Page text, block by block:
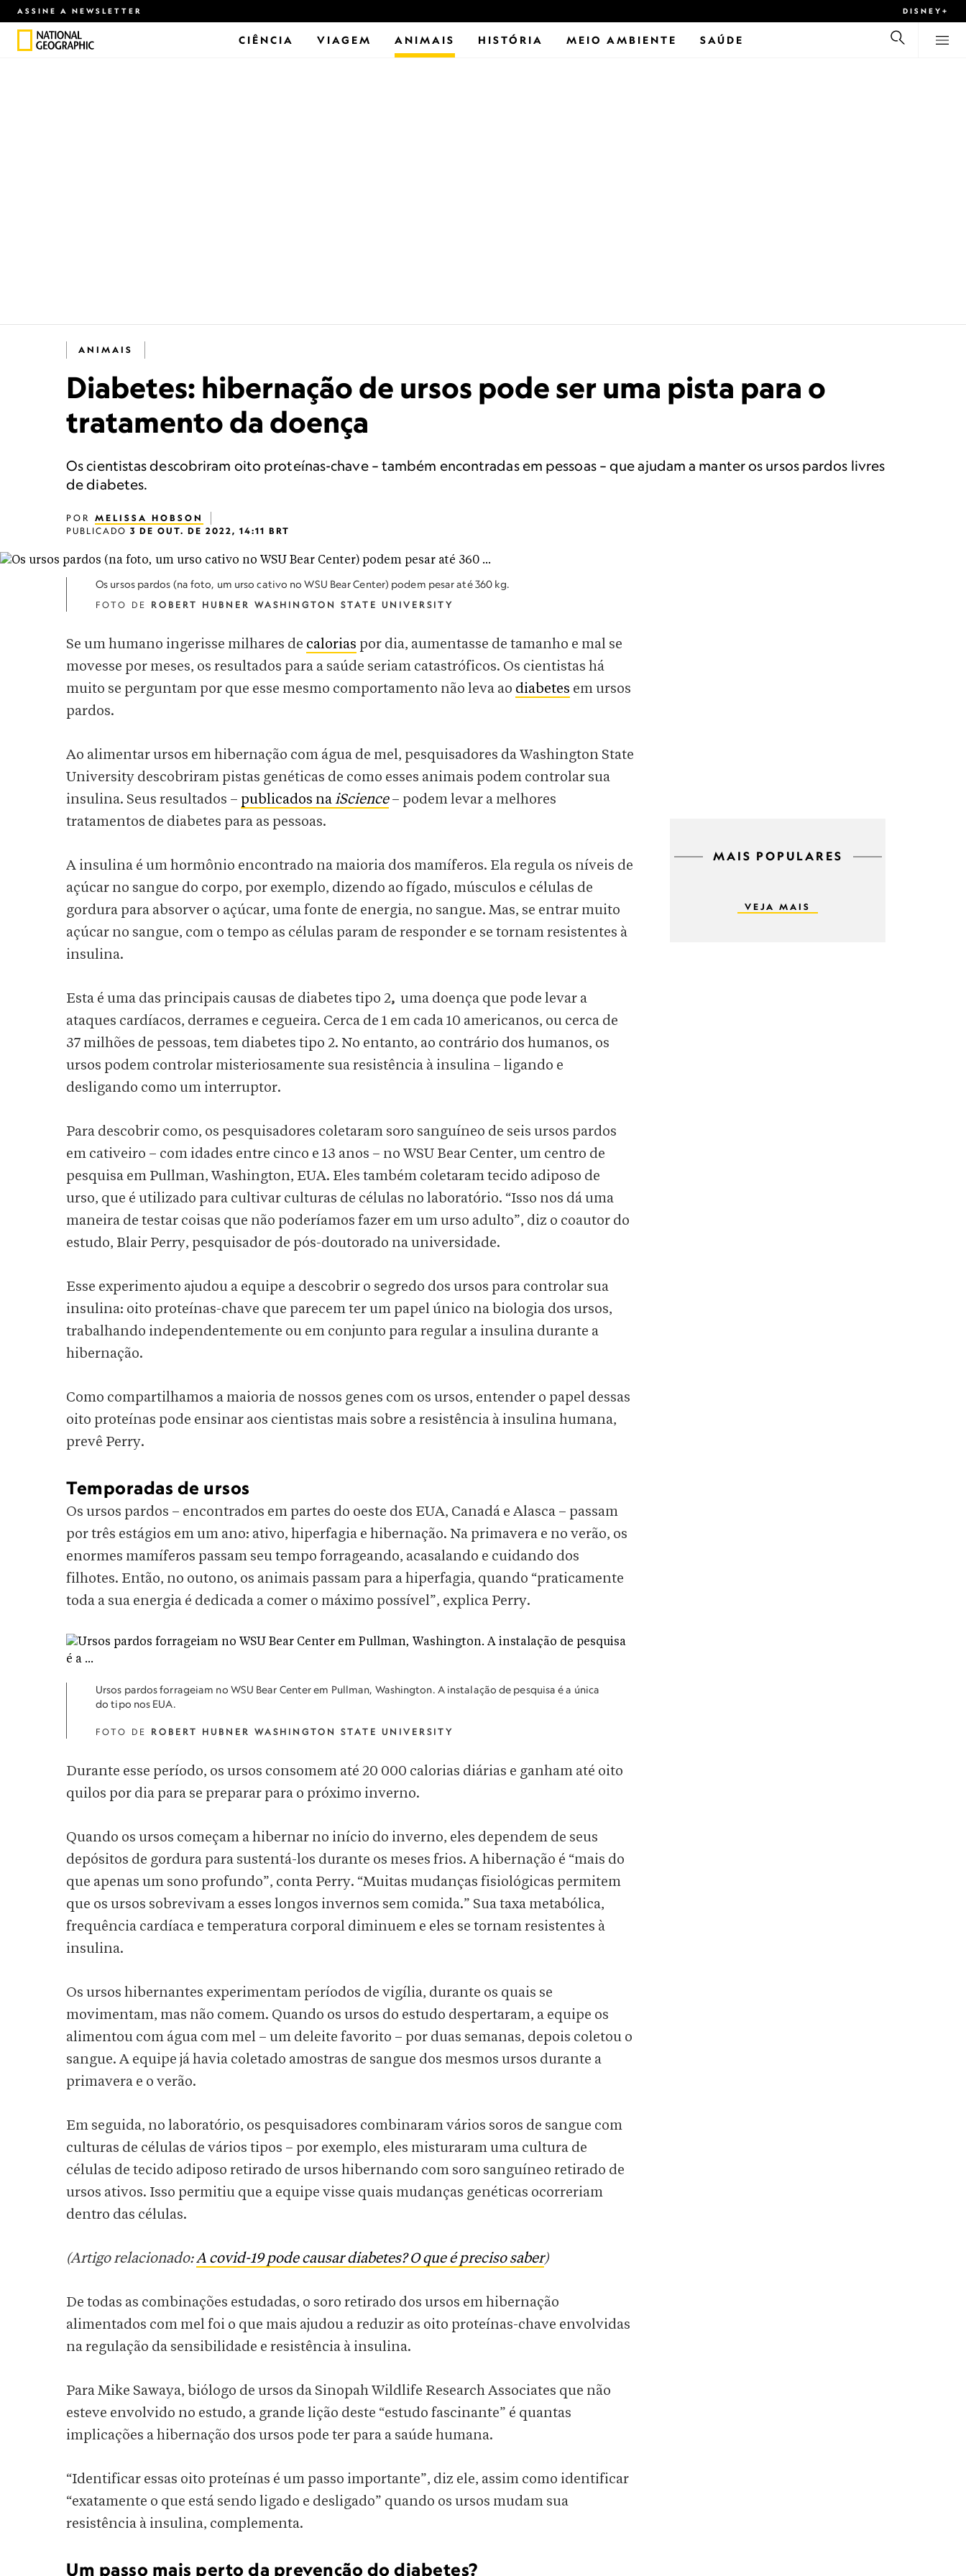
ASSINE A NEWSLETTER DISNEY+
CIÊNCIA VIAGEM ANIMAIS HISTÓRIA MEIO AMBIENTE SAÚDE
ANIMAIS
Diabetes: hibernação de ursos pode ser uma pista para o
tratamento da doença
Os cientistas descobriram oito proteínas-chave – também encontradas em pessoas – que ajudam a manter os ursos pardos livres
de diabetes.
POR MELISSA HOBSON
PUBLICADO 3 DE OUT. DE 2022, 14:11 BRT
Os ursos pardos (na foto, um urso cativo no WSU Bear Center) podem pesar até 360 kg.
FOTO DE ROBERT HUBNER WASHINGTON STATE UNIVERSITY
Se um humano ingerisse milhares de calorias por dia, aumentasse de tamanho e mal se
movesse por meses, os resultados para a saúde seriam catastróficos. Os cientistas há
muito se perguntam por que esse mesmo comportamento não leva ao diabetes em ursos
pardos.
Ao alimentar ursos em hibernação com água de mel, pesquisadores da Washington State
University descobriram pistas genéticas de como esses animais podem controlar sua
insulina. Seus resultados – publicados naiScience– podem levar a melhores
tratamentos de diabetes para as pessoas.
A insulina é um hormônio encontrado na maioria dos mamíferos. Ela regula os níveis de
açúcar no sangue do corpo, por exemplo, dizendo ao fígado, músculos e células de
gordura para absorver o açúcar, uma fonte de energia, no sangue. Mas, se entrar muito
açúcar no sangue, com o tempo as células param de responder e se tornam resistentes à
insulina.
Esta é uma das principais causas de diabetes tipo 2, uma doença que pode levar a
ataques cardíacos, derrames e cegueira. Cerca de 1 em cada 10 americanos, ou cerca de
37 milhões de pessoas, tem diabetes tipo 2. No entanto, ao contrário dos humanos, os
ursos podem controlar misteriosamente sua resistência à insulina – ligando e
desligando como um interruptor.
Para descobrir como, os pesquisadores coletaram soro sanguíneo de seis ursos pardos
em cativeiro – com idades entre cinco e 13 anos – no WSU Bear Center, um centro de
pesquisa em Pullman, Washington, EUA. Eles também coletaram tecido adiposo de
urso, que é utilizado para cultivar culturas de células no laboratório. “Isso nos dá uma
maneira de testar coisas que não poderíamos fazer em um urso adulto”, diz o coautor do
estudo, Blair Perry, pesquisador de pós-doutorado na universidade.
Esse experimento ajudou a equipe a descobrir o segredo dos ursos para controlar sua
insulina: oito proteínas-chave que parecem ter um papel único na biologia dos ursos,
trabalhando independentemente ou em conjunto para regular a insulina durante a
hibernação.
Como compartilhamos a maioria de nossos genes com os ursos, entender o papel dessas
oito proteínas pode ensinar aos cientistas mais sobre a resistência à insulina humana,
prevê Perry.
Temporadas de ursos
Os ursos pardos – encontrados em partes do oeste dos EUA, Canadá e Alasca – passam
por três estágios em um ano: ativo, hiperfagia e hibernação. Na primavera e no verão, os
enormes mamíferos passam seu tempo forrageando, acasalando e cuidando dos
filhotes. Então, no outono, os animais passam para a hiperfagia, quando “praticamente
toda a sua energia é dedicada a comer o máximo possível”, explica Perry.
Ursos pardos forrageiam no WSU Bear Center em Pullman, Washington. A instalação de pesquisa é a única
do tipo nos EUA.
FOTO DE ROBERT HUBNER WASHINGTON STATE UNIVERSITY
Durante esse período, os ursos consomem até 20 000 calorias diárias e ganham até oito
quilos por dia para se preparar para o próximo inverno.
Quando os ursos começam a hibernar no início do inverno, eles dependem de seus
depósitos de gordura para sustentá-los durante os meses frios. A hibernação é “mais do
que apenas um sono profundo”, conta Perry. “Muitas mudanças fisiológicas permitem
que os ursos sobrevivam a esses longos invernos sem comida.” Sua taxa metabólica,
frequência cardíaca e temperatura corporal diminuem e eles se tornam resistentes à
insulina.
Os ursos hibernantes experimentam períodos de vigília, durante os quais se
movimentam, mas não comem. Quando os ursos do estudo despertaram, a equipe os
alimentou com água com mel – um deleite favorito – por duas semanas, depois coletou o
sangue. A equipe já havia coletado amostras de sangue dos mesmos ursos durante a
primavera e o verão.
Em seguida, no laboratório, os pesquisadores combinaram vários soros de sangue com
culturas de células de vários tipos – por exemplo, eles misturaram uma cultura de
células de tecido adiposo retirado de ursos hibernando com soro sanguíneo retirado de
ursos ativos. Isso permitiu que a equipe visse quais mudanças genéticas ocorreriam
dentro das células.
(Artigo relacionado:A covid-19 pode causar diabetes? O que é preciso saber)
De todas as combinações estudadas, o soro retirado dos ursos em hibernação
alimentados com mel foi o que mais ajudou a reduzir as oito proteínas-chave envolvidas
na regulação da sensibilidade e resistência à insulina.
Para Mike Sawaya, biólogo de ursos da Sinopah Wildlife Research Associates que não
esteve envolvido no estudo, a grande lição deste “estudo fascinante” é quantas
implicações a hibernação dos ursos pode ter para a saúde humana.
“Identificar essas oito proteínas é um passo importante”, diz ele, assim como identificar
“exatamente o que está sendo ligado e desligado” quando os ursos mudam sua
resistência à insulina, complementa.
Um passo mais perto da prevenção do diabetes?
MAIS POPULARES
VEJA MAIS